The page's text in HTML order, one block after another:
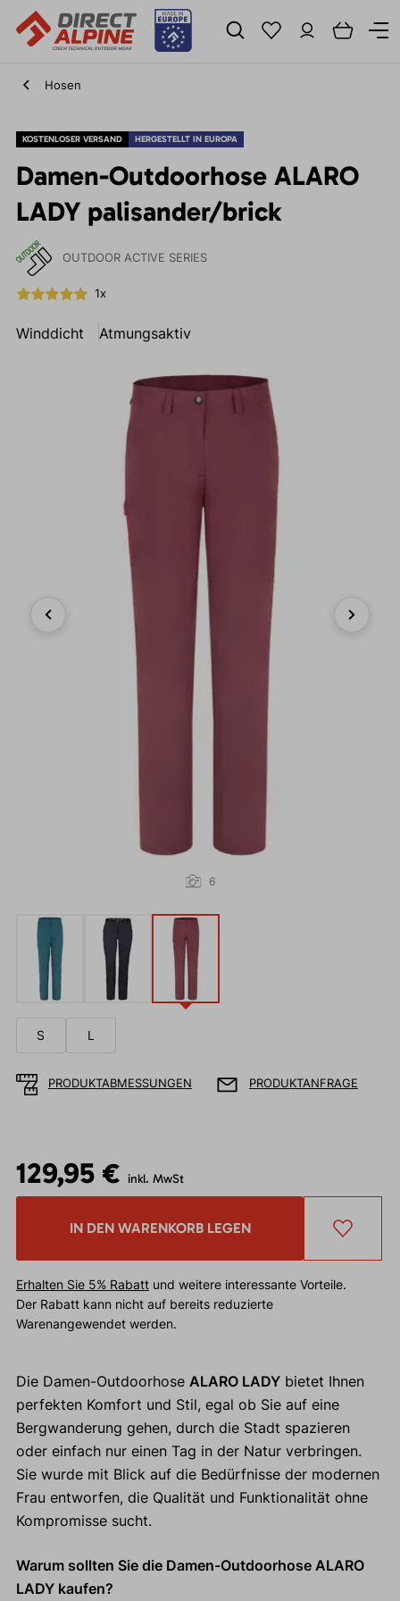
Hosen
KOSTENLOSER VERSAND HERGESTELLT IN EUROPA
Damen-Outdoorhose ALARO
LADY palisander/brick
OUTDOOR ACTIVE SERIES
1x
Winddicht Atmungsaktiv
6
S L
PRODUKTABMESSUNGEN PRODUKTANFRAGE
129,95 € inkl. MwSt
IN DEN WARENKORB LEGEN
Erhalten Sie 5% Rabattund weitere interessante Vorteile.
Der Rabatt kann nicht auf bereits reduzierte
Warenangewendet werden.
Die Damen-Outdoorhose ALARO LADYbietet Ihnen
perfekten Komfort und Stil, egal ob Sie auf eine
Bergwanderung gehen, durch die Stadt spazieren
oder einfach nur einen Tag in der Natur verbringen.
Sie wurde mit Blick auf die Bedürfnisse der modernen
Frau entworfen, die Qualität und Funktionalität ohne
Kompromisse sucht.
Warum sollten Sie die Damen-Outdoorhose ALARO
LADY kaufen?